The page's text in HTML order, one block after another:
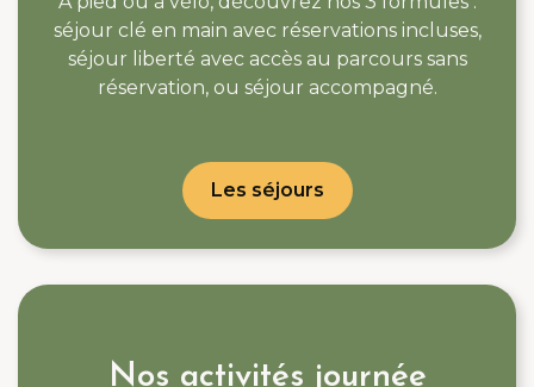
séjour clé en main avec réservations incluses,
séjour liberté avec accès au parcours sans
réservation, ou séjour accompagné.
Les séjours
Nos activités journée